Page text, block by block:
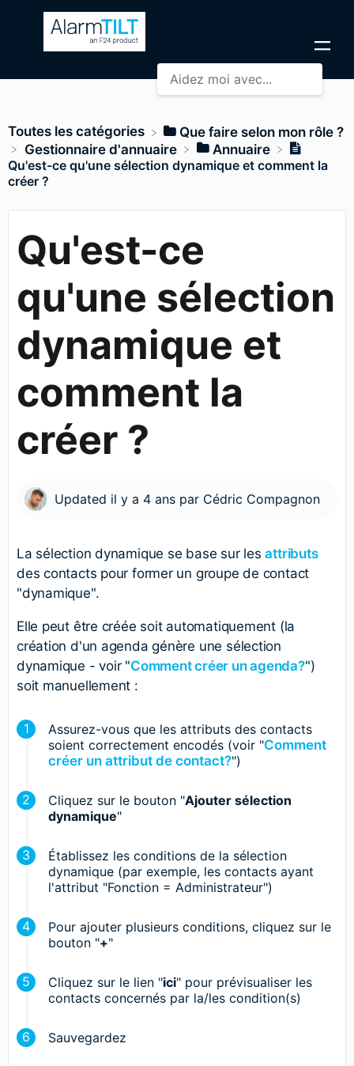
Toutes les catégories
​Que faire selon mon rôle ?
​Gestionnaire d'annuaire
​Annuaire
Qu'est-ce qu'une sélection dynamique et comment la
créer ?
Qu'est-ce
qu'une sélection
dynamique et
comment la
créer ?
Updated il y a 4 ans par Cédric Compagnon
La sélection dynamique se base sur lesattributs
des contacts pour former un groupe de contact
"dynamique".
Elle peut être créée soit automatiquement (la
création d'un agenda génère une sélection
dynamique - voir "Comment créer un agenda?")
soit manuellement :
Assurez-vous que les attributs des contacts
soient correctement encodés (voir "Comment
créer un attribut de contact?")
Cliquez sur le bouton "Ajouter sélection
dynamique"
Établissez les conditions de la sélection
dynamique (par exemple, les contacts ayant
l'attribut "Fonction = Administrateur")
Pour ajouter plusieurs conditions, cliquez sur le
bouton "+"
Cliquez sur le lien "ici" pour prévisualiser les
contacts concernés par la/les condition(s)
Sauvegardez